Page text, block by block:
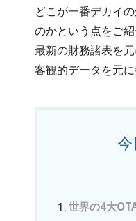
どこが一番デカイ
のかという点をご
最新の財務諸表を
客観的データを元
世界の4大